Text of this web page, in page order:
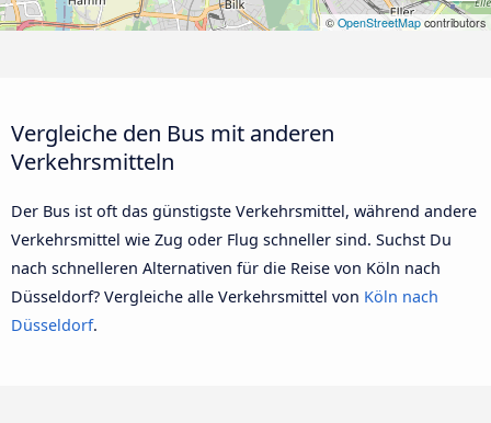
© OpenStreetMap contributors
Vergleiche den Bus mit anderen
Verkehrsmitteln
Der Bus ist oft das günstigste Verkehrsmittel, während andere
Verkehrsmittel wie Zug oder Flug schneller sind. Suchst Du
nach schnelleren Alternativen für die Reise von Köln nach
Düsseldorf? Vergleiche alle Verkehrsmittel von Köln nach
Düsseldorf.